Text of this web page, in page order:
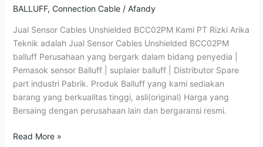
BALLUFF, Connection Cable/ Afandy
Jual Sensor Cables Unshielded BCC02PM Kami PT Rizki Arika
Teknik adalah Jual Sensor Cables Unshielded BCC02PM
balluff Perusahaan yang bergark dalam bidang penyedia |
Pemasok sensor Balluff | suplaier balluff | Distributor Spare
part industri Pabrik. Produk Balluff yang kami sediakan
barang yang berkualitas tinggi, asli(original) Harga yang
Bersaing dengan perusahaan lain dan bergaransi resmi.
Read More »